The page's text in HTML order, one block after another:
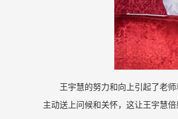
王宇慧的努力和向上引起了老
主动送上问候和关怀，这让王宇慧